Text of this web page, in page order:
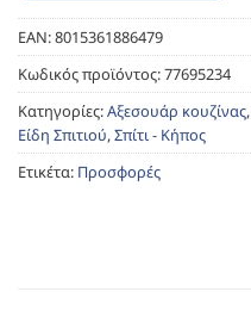
EAN:8015361886479
Κωδικός προϊόντος:77695234
Κατηγορίες:Αξεσουάρ κουζίνας,
Είδη Σπιτιού,Σπίτι - Κήπος
Ετικέτα: Προσφορές